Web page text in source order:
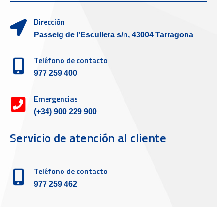
Dirección
Passeig de l'Escullera s/n, 43004 Tarragona
Teléfono de contacto
977 259 400
Emergencias
(+34) 900 229 900
Servicio de atención al cliente
Teléfono de contacto
977 259 462